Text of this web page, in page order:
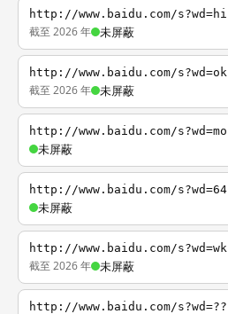
http://www.baidu.com/s?wd=hi
截至 2026 年 未屏蔽
http://www.baidu.com/s?wd=ok
截至 2026 年 未屏蔽
http://www.baidu.com/s?wd=mo
未屏蔽
http://www.baidu.com/s?wd=64
未屏蔽
http://www.baidu.com/s?wd=wk
截至 2026 年 未屏蔽
http://www.baidu.com/s?wd=??